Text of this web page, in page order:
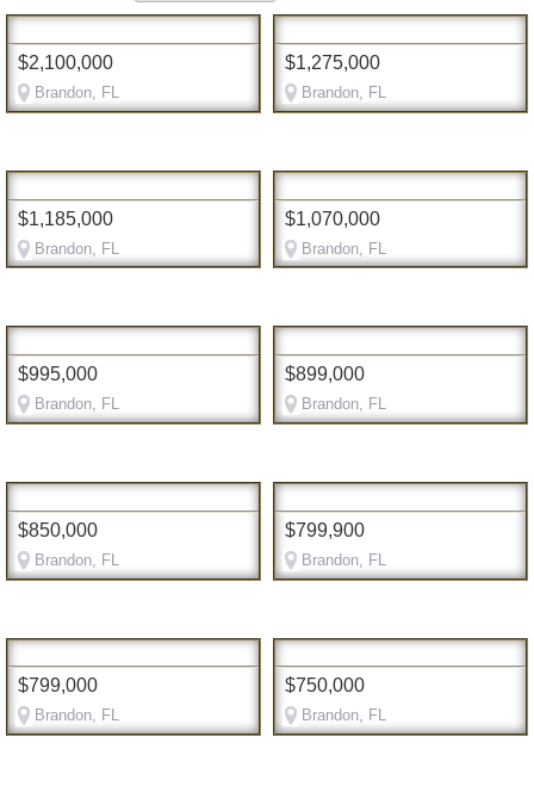
$2,100,000
Brandon, FL
$1,275,000
Brandon, FL
$1,185,000
Brandon, FL
$1,070,000
Brandon, FL
$995,000
Brandon, FL
$899,000
Brandon, FL
$850,000
Brandon, FL
$799,900
Brandon, FL
$799,000
Brandon, FL
$750,000
Brandon, FL